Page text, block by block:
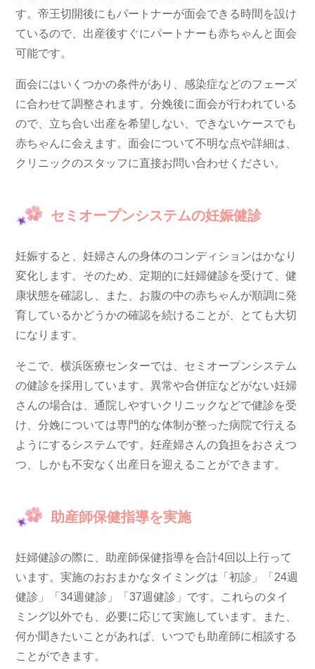
す。帝王切開後にもパートナーが面会できる時間を設け
ているので、出産後すぐにパートナーも赤ちゃんと面会
可能です。
面会にはいくつかの条件があり、感染症などのフェーズ
に合わせて調整されます。分娩後に面会が行われている
ので、立ち合い出産を希望しない、できないケースでも
赤ちゃんに会えます。面会について不明な点や詳細は、
クリニックのスタッフに直接お問い合わせください。
セミオープンシステムの妊娠健診
妊娠すると、妊婦さんの身体のコンディションはかなり
変化します。そのため、定期的に妊婦健診を受けて、健
康状態を確認し、また、お腹の中の赤ちゃんが順調に発
育しているかどうかの確認を続けることが、とても大切
になります。
そこで、横浜医療センターでは、セミオープンシステム
の健診を採用しています。異常や合併症などがない妊婦
さんの場合は、通院しやすいクリニックなどで健診を受
け、分娩については専門的な体制が整った病院で行える
ようにするシステムです。妊産婦さんの負担をおさえつ
つ、しかも不安なく出産日を迎えることができます。
助産師保健指導を実施
妊婦健診の際に、助産師保健指導を合計4回以上行って
います。実施のおおまかなタイミングは「初診」「24週
健診」「34週健診」「37週健診」です。 これらのタイ
ミング以外でも、必要に応じて実施しています。また、
何か聞きたいことがあれば、いつでも助産師に相談する
ことができます。